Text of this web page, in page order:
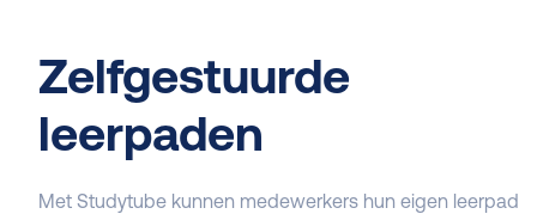
Zelfgestuurde
leerpaden
Met Studytube kunnen medewerkers hun eigen leerpad